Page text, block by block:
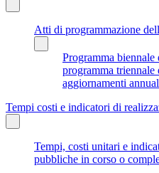
Atti di programmazione
Programma
programma
aggiornamenti
Tempi costi e indicatori di
Tempi, costi unitari e
pubbliche in corso o